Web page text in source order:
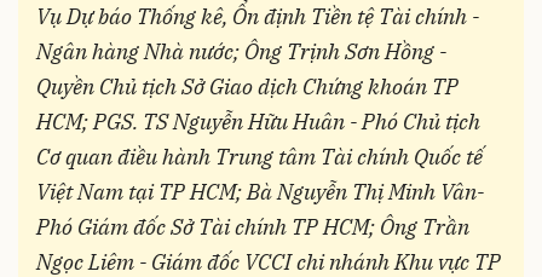
Vụ Dự báo Thống kê, Ổn định Tiền tệ Tài chính -
Ngân hàng Nhà nước; Ông Trịnh Sơn Hồng -
Quyền Chủ tịch Sở Giao dịch Chứng khoán TP
HCM; PGS. TS Nguyễn Hữu Huân - Phó Chủ tịch
Cơ quan điều hành Trung tâm Tài chính Quốc tế
Việt Nam tại TP HCM; Bà Nguyễn Thị Minh Vân-
Phó Giám đốc Sở Tài chính TP HCM; Ông Trần
Ngọc Liêm - Giám đốc VCCI chi nhánh Khu vực TP